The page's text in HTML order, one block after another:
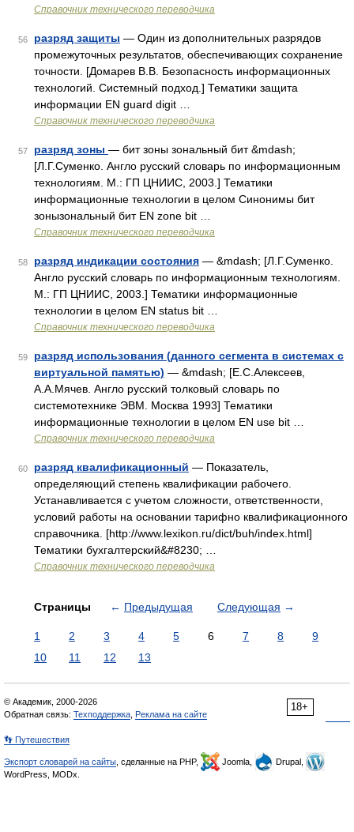
Справочник технического переводчика
56 разряд защиты — Один из дополнительных разрядов
промежуточных результатов, обеспечивающих сохранение
точности. [Домарев В.В. Безопасность информационных
технологий. Системный подход.] Тематики защита
информации EN guard digit …
Справочник технического переводчика
57 разряд зоны — бит зоны зональный бит &mdash;
[Л.Г.Суменко. Англо русский словарь по информационным
технологиям. М.: ГП ЦНИИС, 2003.] Тематики
информационные технологии в целом Синонимы бит
зонызональный бит EN zone bit …
Справочник технического переводчика
58 разряд индикации состояния — &mdash; [Л.Г.Суменко.
Англо русский словарь по информационным технологиям.
М.: ГП ЦНИИС, 2003.] Тематики информационные
технологии в целом EN status bit …
Справочник технического переводчика
59
разряд использования (данного сегмента в системах с
виртуальной памятью) — &mdash; [Е.С.Алексеев,
А.А.Мячев. Англо русский толковый словарь по
системотехнике ЭВМ. Москва 1993] Тематики
информационные технологии в целом EN use bit …
Справочник технического переводчика
60 разряд квалификационный — Показатель,
определяющий степень квалификации рабочего.
Устанавливается с учетом сложности, ответственности,
условий работы на основании тарифно квалификационного
справочника. [http://www.lexikon.ru/dict/buh/index.html]
Тематики бухгалтерский&#8230; …
Справочник технического переводчика
Страницы ← Предыдущая Следующая →
1 2 3 4 5 6 7 8
9
10
11 12 13
18+
© Академик, 2000-2026
Обратная связь: Техподдержка Реклама на сайте
👣 Путешествия
Экспорт словарей на сайты , сделанные на PHP, Joomla,
Drupal,
WordPress, MODx.